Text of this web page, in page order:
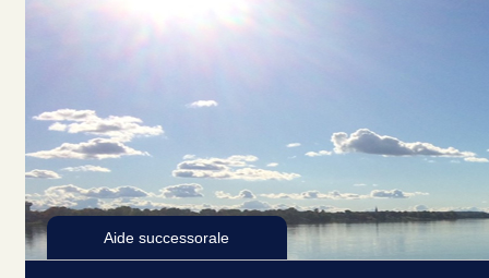
Aide successorale